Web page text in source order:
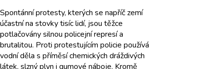
Spontánní protesty, kterých se napříč zemí
účastní na stovky tisíc lidí, jsou těžce
potlačovány silnou policejní represí a
brutalitou. Proti protestujícím policie používá
vodní děla s příměsí chemických dráždivých
látek, slzný plyn i gumové náboje. Kromě